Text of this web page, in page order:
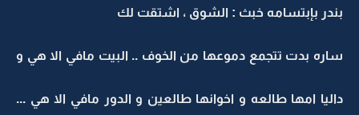
بندر بإبتسامه خبث : الشوق ، اشتقت لك
ساره بدت تتجمع دموعها من الخوف .. البيت مافي الا هي و
داليا امها طالعه و اخوانها طالعين و الدور مافي الا هي ...